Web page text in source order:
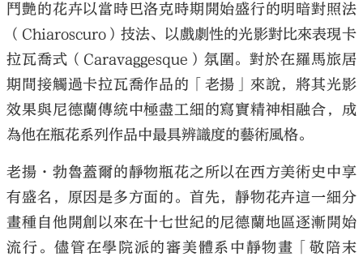
鬥艷的花卉以當時巴洛克時期開始盛行的明暗對照法
（Chiaroscuro）技法、以戲劇性的光影對比來表現卡
拉瓦喬式（Caravaggesque）氛圍。對於在羅馬旅居
期間接觸過卡拉瓦喬作品的「老揚」來說，將其光影
效果與尼德蘭傳統中極盡工細的寫實精神相融合，成
為他在瓶花系列作品中最具辨識度的藝術風格。
老揚·勃魯蓋爾的靜物瓶花之所以在西方美術史中享
有盛名，原因是多方面的。首先，靜物花卉這一細分
畫種自他開創以來在十七世紀的尼德蘭地區逐漸開始
流行。儘管在學院派的審美體系中靜物畫「敬陪末